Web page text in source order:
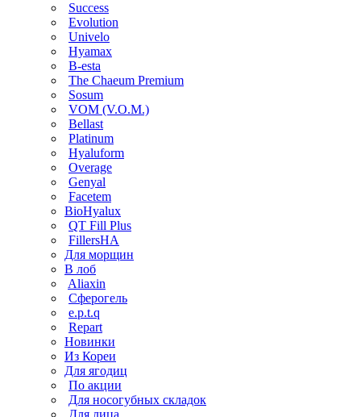
Success
Evolution
Univelo
Hyamax
B-esta
The Chaeum Premium
Sosum
VOM (V.O.M.)
Bellast
Platinum
Hyaluform
Overage
Genyal
Facetem
BioHyalux
QT Fill Plus
FillersHA
Для морщин
В лоб
Aliaxin
Сферогель
e.p.t.q
Repart
Новинки
Из Кореи
Для ягодиц
По акции
Для носогубных складок
Для лица